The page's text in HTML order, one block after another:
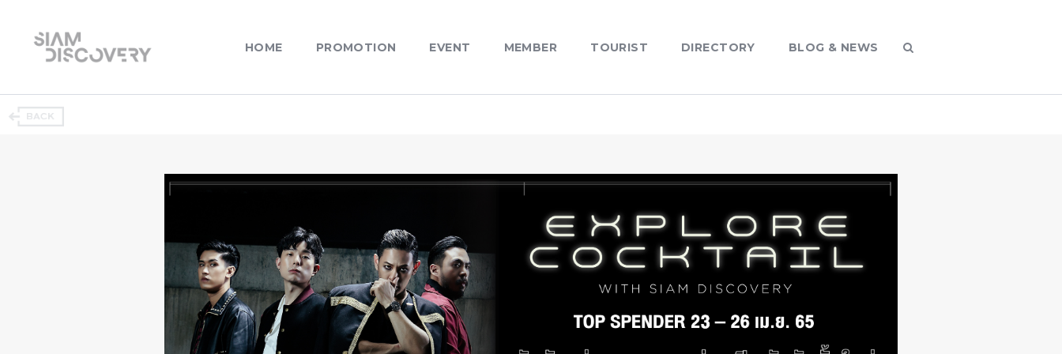
HOME PROMOTION EVENT MEMBER TOURIST DIRECTORY BLOG & NEWS